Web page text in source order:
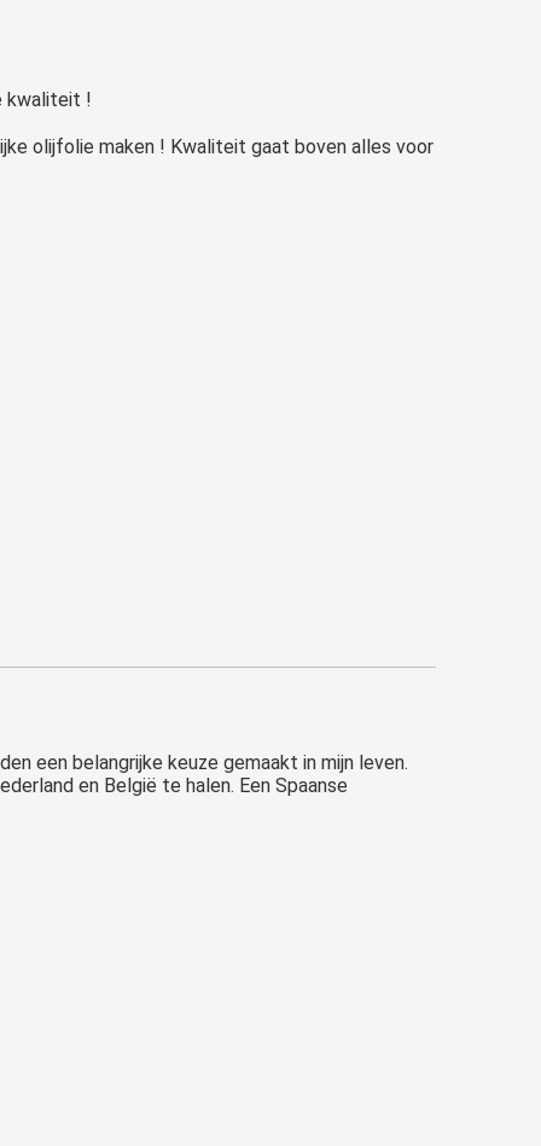
kwaliteit !
olijfolie maken ! Kwaliteit gaat boven alles voor
een belangrijke keuze gemaakt in mijn leven.
en België te halen. Een Spaanse